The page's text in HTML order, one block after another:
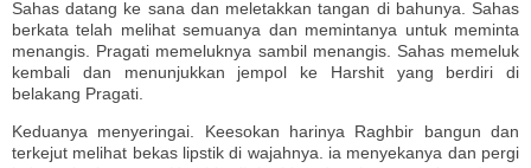
Sahas datang ke sana dan meletakkan tangan di bahunya. Sahas
berkata telah melihat semuanya dan memintanya untuk meminta
menangis. Pragati memeluknya sambil menangis. Sahas memeluk
kembali dan menunjukkan jempol ke Harshit yang berdiri di
belakang Pragati.
Keduanya menyeringai. Keesokan harinya Raghbir bangun dan
terkejut melihat bekas lipstik di wajahnya. ia menyekanya dan pergi